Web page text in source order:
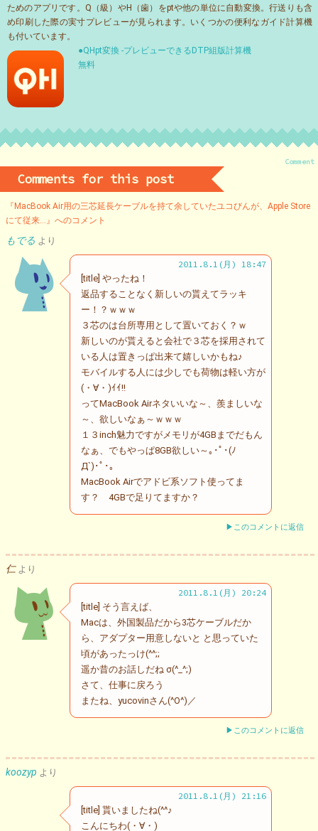
ためのアプリです。Q（級）やH（歯）をptや他の単位に自動変換。行送りも含
め印刷した際の実寸プレビューが見られます。いくつかの便利なガイド計算機
も付いています。
●QHpt変換 -プレビューできるDTP組版計算機
無料
Comment
Comments for this post
『MacBook Air用の三芯延長ケーブルを持て余していたユコびんが、Apple Store
にて従来…』へのコメント
もでる より
2011.8.1(月) 18:47
[title] やったね！
返品することなく新しいの貰えてラッキ
ー！？ｗｗｗ
３芯のは台所専用として置いておく？ｗ
新しいのが貰えると会社で３芯を採用されて
いる人は置きっぱ出来て嬉しいかもね♪
モバイルする人には少しでも荷物は軽い方が
(・∀・)ｲｲ!!
ってMacBook Airネタいいな～、羨ましいな
～、欲しいなぁ～ｗｗｗ
１３inch魅力ですがメモリが4GBまでだもん
なぁ、でもやっぱ8GB欲しい～｡･ﾟ･(ﾉ
Д`)･ﾟ･｡
MacBook Airでアドビ系ソフト使ってま
す？ 4GBで足りてますか？
▶このコメントに返信
仁 より
2011.8.1(月) 20:24
[title] そう言えば、
Macは、外国製品だから3芯ケーブルだか
ら、アダプター用意しないと と思っていた
頃があったっけ(^^;;
遥か昔のお話しだね σ(^_^;)
さて、仕事に戻ろう
またね、yucovinさん(^O^)／
▶このコメントに返信
koozyp より
2011.8.1(月) 21:16
[title] 貰いましたね(^^♪
こんにちわ(・∀・)